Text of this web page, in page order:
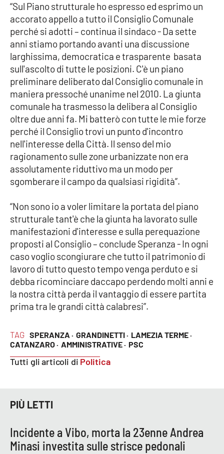
Cultura
Economia e Lavoro
Politica
Sanità
Società
Sport
RUBRICHE
Parchi Marini Calabria
Leggendo Alvaro insieme
Imprese Di Calabria
Le perfidie di Antonella Grippo
STREAMING
LaC Network
LaC OnAir
TAG SPERANZA · GRANDINETTI · LAMEZIA TERME ·
CATANZARO · AMMINISTRATIVE · PSC
Tutti gli articoli di Politica
“Sul Piano strutturale ho espresso ed esprimo un
accorato appello a tutto il Consiglio Comunale
perché si adotti – continua il sindaco - Da sette
anni stiamo portando avanti una discussione
larghissima, democratica e trasparente basata
sull'ascolto di tutte le posizioni. C'è un piano
preliminare deliberato dal Consiglio comunale in
maniera pressoché unanime nel 2010. La giunta
comunale ha trasmesso la delibera al Consiglio
oltre due anni fa. Mi batterò con tutte le mie forze
perché il Consiglio trovi un punto d'incontro
nell'interesse della Città. Il senso del mio
ragionamento sulle zone urbanizzate non era
assolutamente riduttivo ma un modo per
sgomberare il campo da qualsiasi rigidità”.
“Non sono io a voler limitare la portata del piano
strutturale tant'è che la giunta ha lavorato sulle
manifestazioni d'interesse e sulla perequazione
proposti al Consiglio – conclude Speranza - In ogni
caso voglio scongiurare che tutto il patrimonio di
lavoro di tutto questo tempo venga perduto e si
debba ricominciare daccapo perdendo molti anni e
la nostra città perda il vantaggio di essere partita
prima tra le grandi città calabresi”.
PIÙ LETTI
Incidente a Vibo, morta la 23enne Andrea
Minasi investita sulle strisce pedonali